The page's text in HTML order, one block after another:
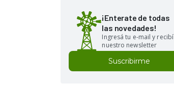
¡Enterate de todas
las novedades!
Ingresá tu e-mail y recibí
nuestro newsletter
Suscribirme